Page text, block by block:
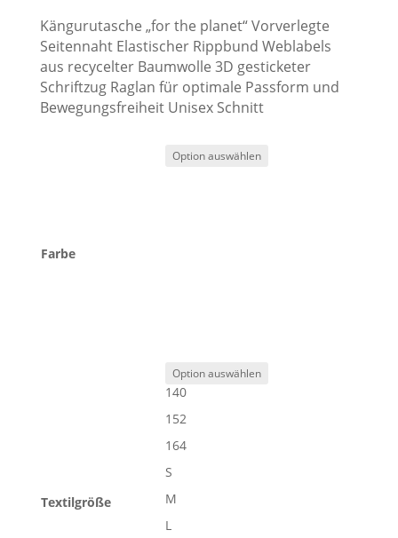
Kängurutasche „for the planet“ Vorverlegte
Seitennaht Elastischer Rippbund Weblabels
aus recycelter Baumwolle 3D gesticketer
Schriftzug Raglan für optimale Passform und
Bewegungsfreiheit Unisex Schnitt
Farbe
Textilgröße
140
152
164
S
M
L